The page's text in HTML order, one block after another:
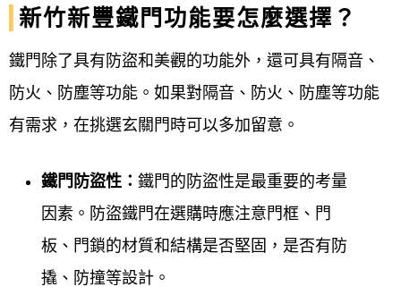
新竹新豐鐵門功能要怎麼選擇？
鐵門除了具有防盜和美觀的功能外，還可具有隔音、
防火、防塵等功能。如果對隔音、防火、防塵等功能
有需求，在挑選玄關門時可以多加留意。
鐵門防盜性： 鐵門的防盜性是最重要的考量
因素。防盜鐵門在選購時應注意門框、門
板、門鎖的材質和結構是否堅固，是否有防
撬、防撞等設計。